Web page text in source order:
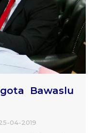
Bawaslu
04-2019